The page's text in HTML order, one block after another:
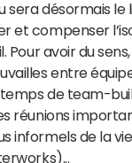
sera désormais le
et compenser
Pour avoir du
entre
de team-
réunions
informels de la